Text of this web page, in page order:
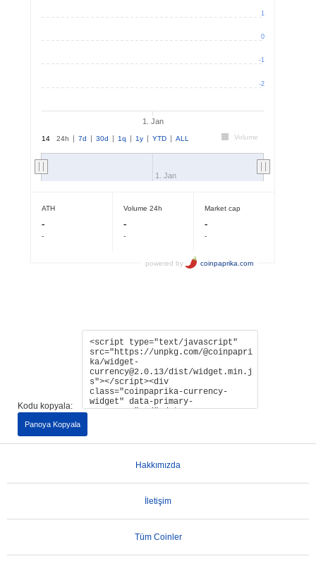
Kodu kopyala:
Panoya Kopyala
Hakkımızda
İletişim
Tüm Coinler